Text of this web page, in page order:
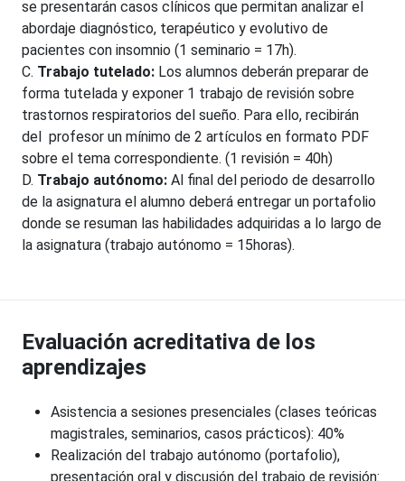
se presentarán casos clínicos que permitan analizar el
abordaje diagnóstico, terapéutico y evolutivo de
pacientes con insomnio (1 seminario = 17h).
C. Trabajo tutelado: Los alumnos deberán preparar de
forma tutelada y exponer 1 trabajo de revisión sobre
trastornos respiratorios del sueño. Para ello, recibirán
del profesor un mínimo de 2 artículos en formato PDF
sobre el tema correspondiente. (1 revisión = 40h)
D. Trabajo autónomo: Al final del periodo de desarrollo
de la asignatura el alumno deberá entregar un portafolio
donde se resuman las habilidades adquiridas a lo largo de
la asignatura (trabajo autónomo = 15horas).
Evaluación acreditativa de los
aprendizajes
Asistencia a sesiones presenciales (clases teóricas
magistrales, seminarios, casos prácticos): 40%
Realización del trabajo autónomo (portafolio),
presentación oral y discusión del trabajo de revisión: